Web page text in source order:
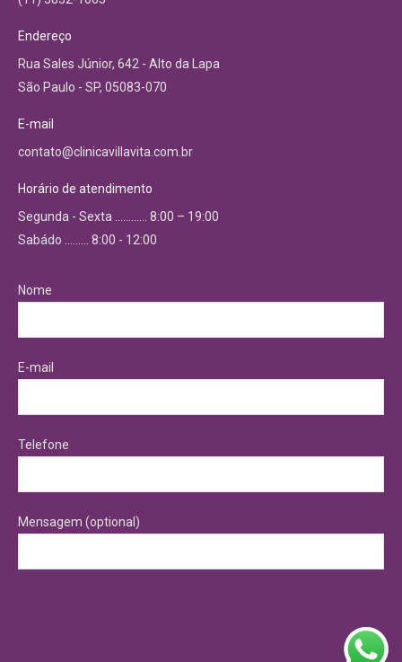
Endereço
Rua Sales Júnior, 642 - Alto da Lapa
São Paulo - SP, 05083-070
E-mail
contato@clinicavillavita.com.br
Horário de atendimento
Segunda - Sexta ………… 8:00 – 19:00
Sabádo ……… 8:00 - 12:00
Nome
E-mail
Telefone
Mensagem (optional)